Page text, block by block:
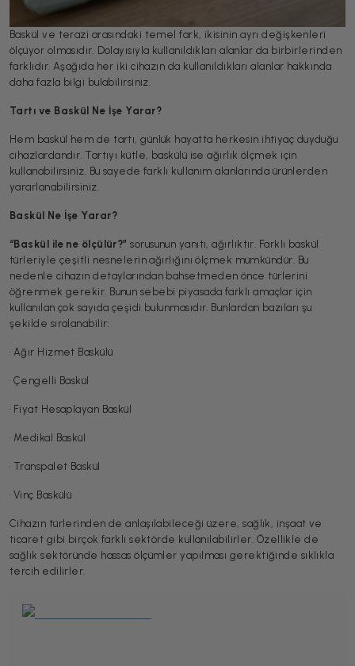
Baskül ve terazi arasındaki temel fark, ikisinin ayrı değişkenleri
ölçüyor olmasıdır. Dolayısıyla kullanıldıkları alanlar da birbirlerinden
farklıdır. Aşağıda her iki cihazın da kullanıldıkları alanlar hakkında
daha fazla bilgi bulabilirsiniz.
Tartı ve Baskül Ne İşe Yarar?
Hem baskül hem de tartı, günlük hayatta herkesin ihtiyaç duyduğu
cihazlardandır. Tartıyı kütle, baskülü ise ağırlık ölçmek için
kullanabilirsiniz. Bu sayede farklı kullanım alanlarında ürünlerden
yararlanabilirsiniz.
Baskül Ne İşe Yarar?
“Baskül ile ne ölçülür?” sorusunun yanıtı, ağırlıktır. Farklı baskül
türleriyle çeşitli nesnelerin ağırlığını ölçmek mümkündür. Bu
nedenle cihazın detaylarından bahsetmeden önce türlerini
öğrenmek gerekir. Bunun sebebi piyasada farklı amaçlar için
kullanılan çok sayıda çeşidi bulunmasıdır. Bunlardan bazıları şu
şekilde sıralanabilir:
• Ağır Hizmet Baskülü
• Çengelli Baskül
• Fiyat Hesaplayan Baskül
• Medikal Baskül
• Transpalet Baskül
• Vinç Baskülü
Cihazın türlerinden de anlaşılabileceği üzere, sağlık, inşaat ve
ticaret gibi birçok farklı sektörde kullanılabilirler. Özellikle de
sağlık sektöründe hassas ölçümler yapılması gerektiğinde sıklıkla
tercih edilirler.